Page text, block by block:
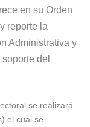
en su Orden
reporte la
Administrativa y
del
se realizará
el cual se